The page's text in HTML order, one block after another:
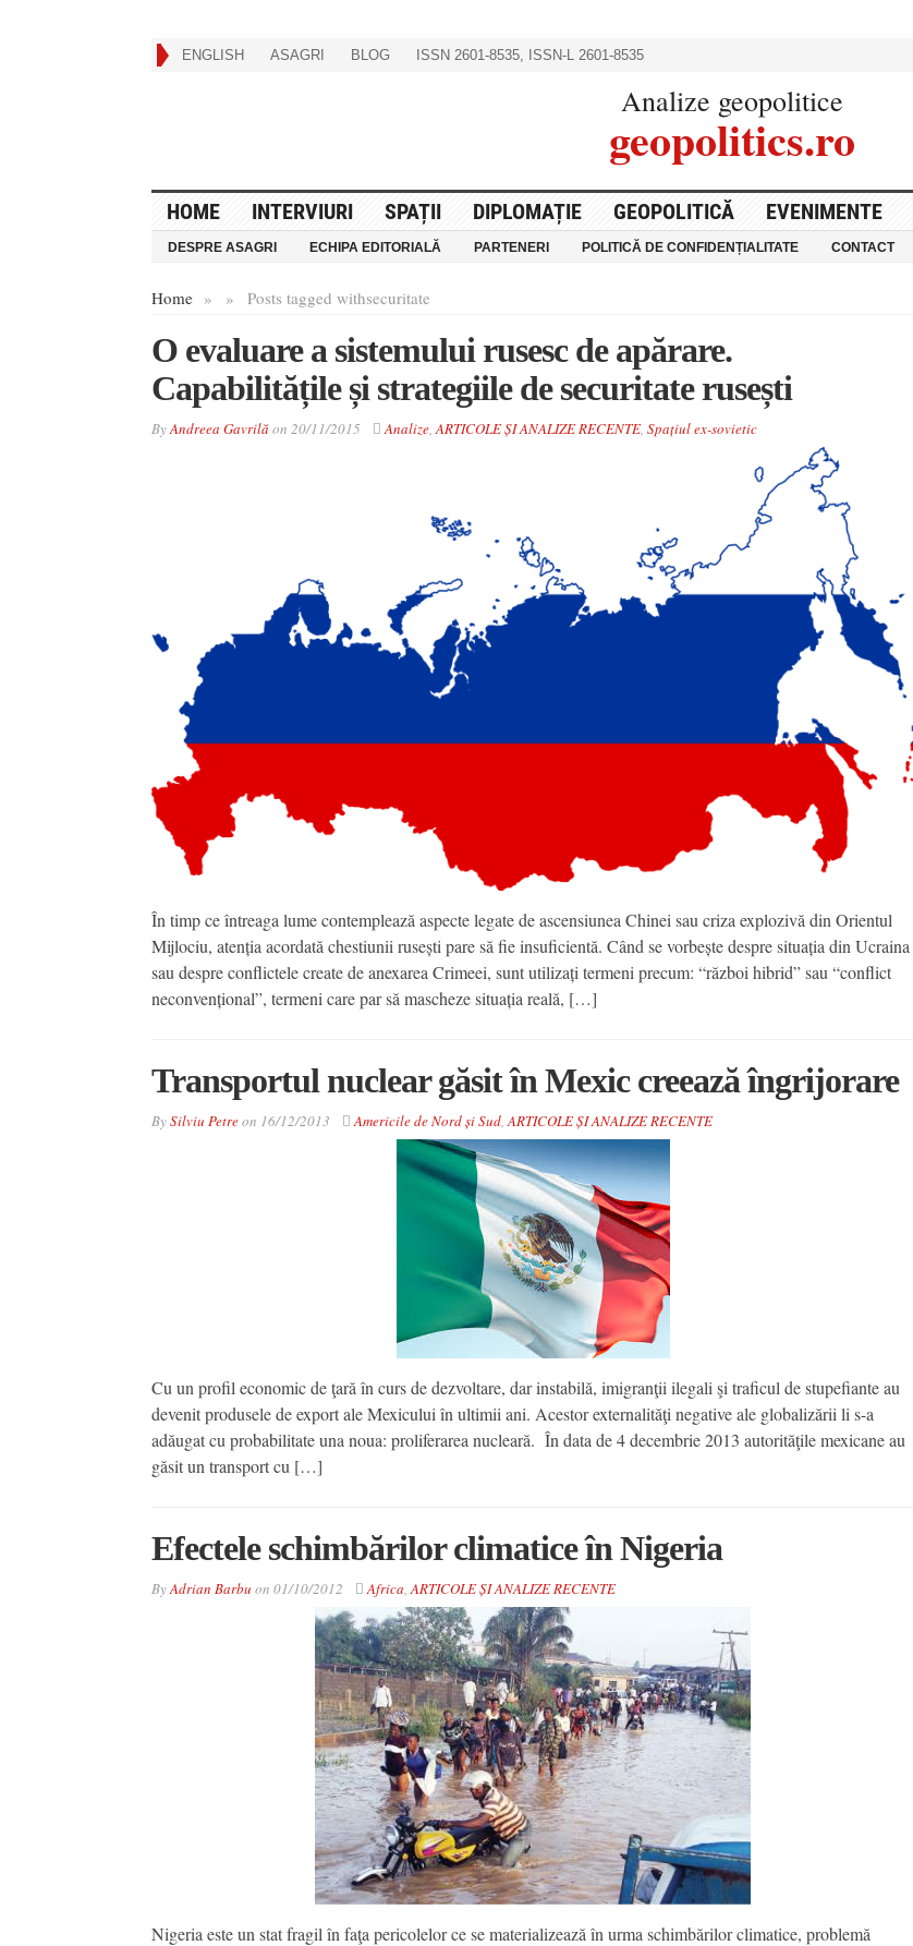
ENGLISH ASAGRI BLOG ISSN 2601-8535, ISSN-L 2601-8535
Analize geopolitice
geopolitics.ro
HOME INTERVIURI SPAȚII DIPLOMAȚIE GEOPOLITICĂ EVENIMENTE
DESPRE ASAGRI ECHIPA EDITORIALĂ PARTENERI POLITICĂ DE CONFIDENȚIALITATE CONTACT
Home » Posts tagged with
» securitate
O evaluare a sistemului rusesc de apărare.
Capabilitățile și strategiile de securitate rusești
ByAndreea Gavrilăon 20/11/2015 Analize,ARTICOLE ȘI ANALIZE RECENTE, Spațiul ex-sovietic
În timp ce întreaga lume contemplează aspecte legate de ascensiunea Chinei sau criza explozivă din Orientul
Mijlociu, atenția acordată chestiunii rusești pare să fie insuficientă. Când se vorbește despre situația din Ucraina
sau despre conflictele create de anexarea Crimeei, sunt utilizați termeni precum: “război hibrid” sau “conflict
neconvențional”, termeni care par să mascheze situația reală, […]
Transportul nuclear găsit în Mexic creează îngrijorare
BySilviu Petreon 16/12/2013 Americile de Nord și Sud,ARTICOLE ȘI ANALIZE RECENTE
Cu un profil economic de ţară în curs de dezvoltare, dar instabilă, imigranţii ilegali şi traficul de stupefiante au
devenit produsele de export ale Mexicului în ultimii ani. Acestor externalităţi negative ale globalizării li s-a
adăugat cu probabilitate una noua: proliferarea nucleară. În data de 4 decembrie 2013 autorităţile mexicane au
găsit un transport cu […]
Efectele schimbărilor climatice în Nigeria
ByAdrian Barbu on 01/10/2012 Africa,ARTICOLE ȘI ANALIZE RECENTE
Nigeria este un stat fragil în faţa pericolelor ce se materializează în urma schimbărilor climatice, problemă